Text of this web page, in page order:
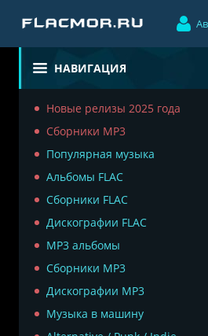
НАВИГАЦИЯ
Новые релизы 2025 года
Сборники MP3
Популярная музыка
Альбомы FLAC
Сборники FLAC
Дискографии FLAC
MP3 альбомы
Сборники MP3
Дискографии MP3
Музыка в машину